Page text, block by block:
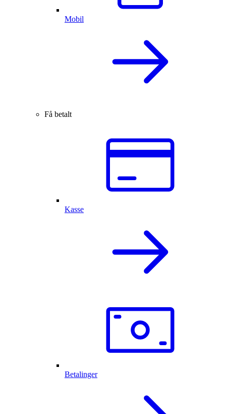
Mobil
Få betalt
Kasse
Betalinger